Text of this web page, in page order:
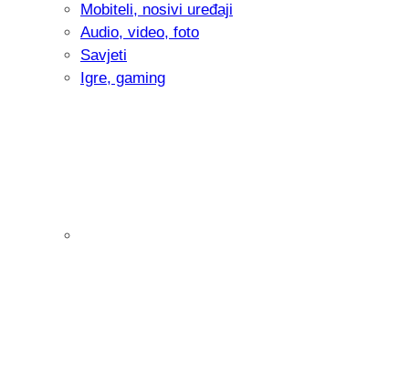
Mobiteli, nosivi uređaji
Audio, video, foto
Savjeti
Igre, gaming